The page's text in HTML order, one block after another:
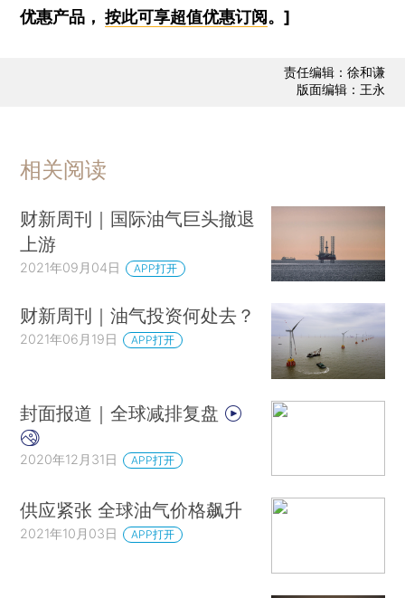
优惠产品，按此可享超值优惠订阅 。]
责任编辑：徐和谦
版面编辑：王永
相关阅读
财新周刊｜国际油气巨头撤退
上游
2021年09月04日 APP打开
财新周刊｜油气投资何处去？
2021年06月19日 APP打开
封面报道｜全球减排复盘
2020年12月31日 APP打开
供应紧张 全球油气价格飙升
2021年10月03日 APP打开